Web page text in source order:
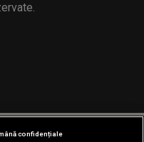
confidențiale